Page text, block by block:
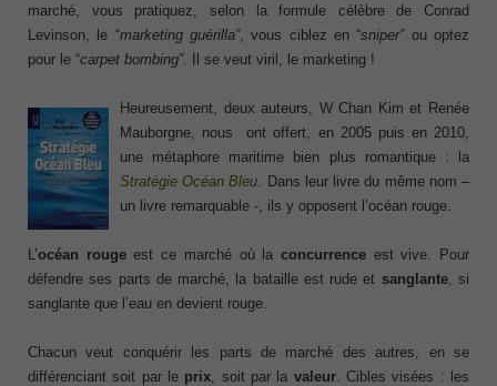
marché, vous pratiquez, selon la formule célèbre de Conrad
Levinson, le “marketing guérilla”, vous ciblez en “sniper”ou optez
pour le “carpet bombing”. Il se veut viril, le marketing !
Heureusement, deux auteurs, W Chan Kim et Renée
Mauborgne, nous ont offert, en 2005 puis en 2010,
une métaphore maritime bien plus romantique : la
Stratégie Océan Bleu . Dans leur livre du même nom –
un livre remarquable -, ils y opposent l’océan rouge.
L’océan rougeest ce marché où la concurrenceest vive. Pour
défendre ses parts de marché, la bataille est rude et sanglante, si
sanglante que l’eau en devient rouge.
Chacun veut conquérir les parts de marché des autres, en se
différenciant soit par le prix , soit par la valeur. Cibles visées : les